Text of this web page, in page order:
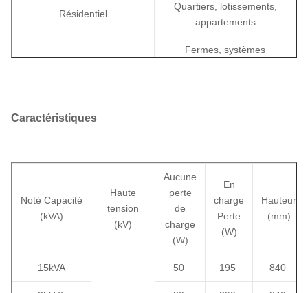
Résidentiel
Quartiers, lotissements,
appartements
Fermes, systèmes
Commercial
éclairage public,
téléalimentation
Chantiers, électricité
Caractéristiques
Noté Capacité
(kVA)
Haute
tension
(kV)
Aucune
perte
de
charge
(W)
En
charge
Perte
(W)
Hauteur
(mm)
15kVA 50 195 840